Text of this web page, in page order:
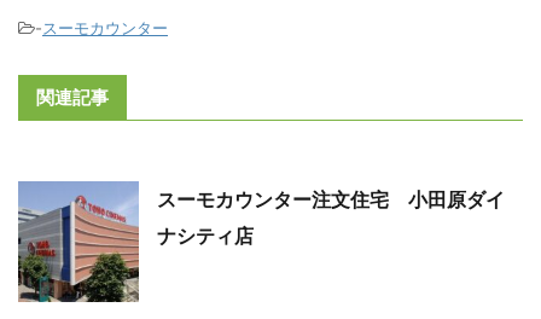
-スーモカウンター
関連記事
スーモカウンター注文住宅 小田原ダイ
ナシティ店